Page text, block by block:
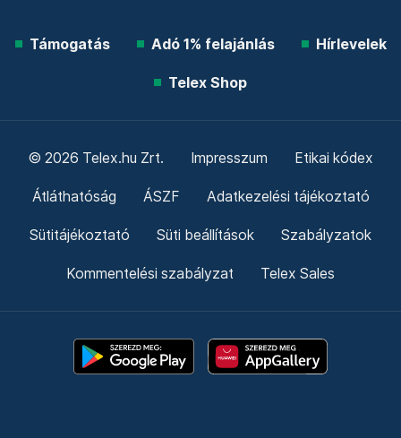
Támogatás Adó 1% felajánlás Hírlevelek
Telex Shop
© 2026 Telex.hu Zrt. Impresszum Etikai kódex
Átláthatóság ÁSZF Adatkezelési tájékoztató
Sütitájékoztató Süti beállítások Szabályzatok
Kommentelési szabályzat Telex Sales